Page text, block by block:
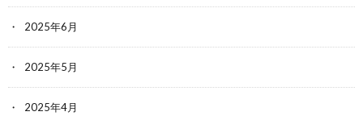
2025年6月
2025年5月
2025年4月